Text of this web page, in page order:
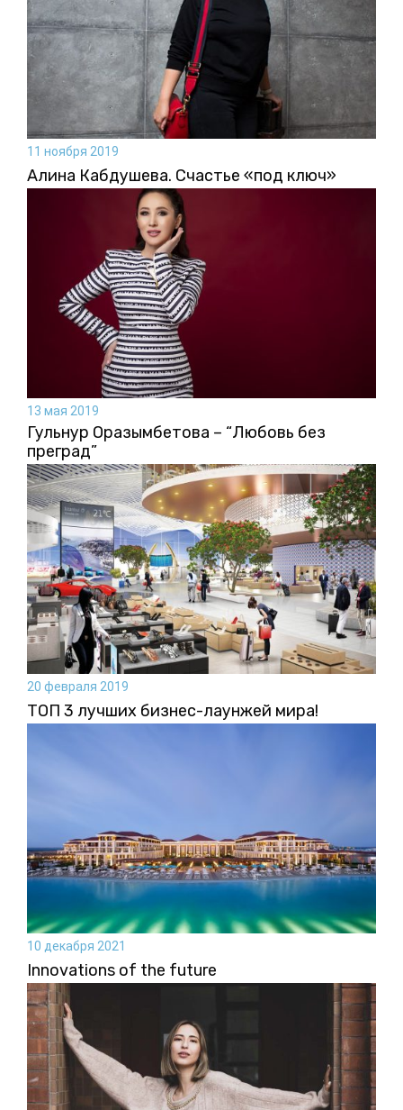
11 ноября 2019
Алина Кабдушева. Счастье «под ключ»
13 мая 2019
Гульнур Оразымбетова – “Любовь без
преград”
20 февраля 2019
ТОП 3 лучших бизнес-лаунжей мира!
10 декабря 2021
Innovations of the future